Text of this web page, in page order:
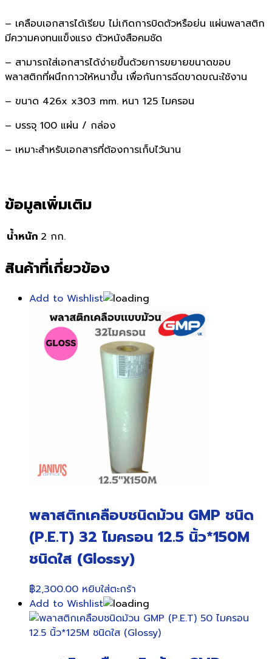
– เคลือบเอกสารได้เรียบ ไม่เกิดการบิดตัวหรือย่น แผ่นพลาสติก
มีความคงทนแข็งแรง ตัวหนังสือคมชัด
– สามารถใส่เอกสารได้ง่ายขึ้นด้วยการขยายขนาดขอบ
พลาสติกที่ผนึกกาวให้หนาขึ้น เพื่อกันการฉีดขาดขณะใช้งาน
– ขนาด 426x x303 mm. หนา 125 ไมครอน
– บรรจุ 100 แผ่น / กล่อง
– เหมาะสำหรับเอกสารที่ต้องการเก็บไว้นาน
ข้อมูลเพิ่มเติม
น้ำหนัก 2 กก.
สินค้าที่เกี่ยวข้อง
Add to Wishlist
พลาสติกเคลือบชนิดม้วน GMP ชนิด
(P.E.T) 32 ไมครอน 12.5 นิ้ว*150M
ชนิดใส (Glossy)
฿2,300.00 หยิบใส่ตะกร้า
Add to Wishlist